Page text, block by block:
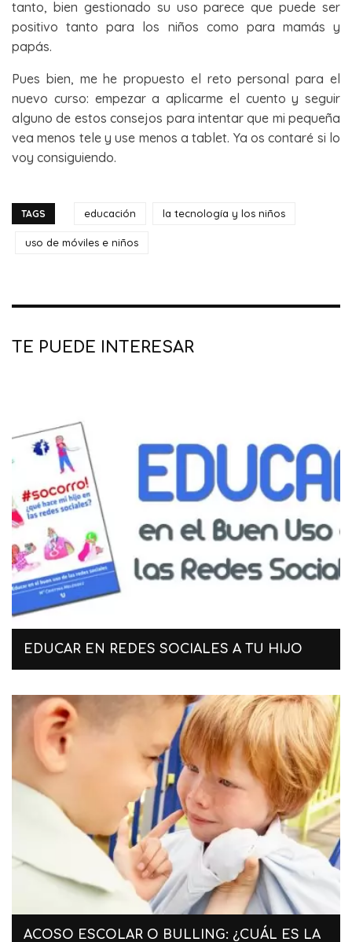
tanto, bien gestionado su uso parece que puede ser
positivo tanto para los niños como para mamás y
papás.
Pues bien, me he propuesto el reto personal para el
nuevo curso: empezar a aplicarme el cuento y seguir
alguno de estos consejos para intentar que mi pequeña
vea menos tele y use menos a tablet. Ya os contaré si lo
voy consiguiendo.
TAGS educación la tecnología y los niños
uso de móviles e niños
TE PUEDE INTERESAR
EDUCAR EN REDES SOCIALES A TU HIJO
ACOSO ESCOLAR O BULLING: ¿CUÁL ES LA